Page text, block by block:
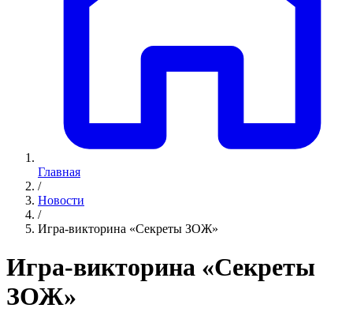
Главная
/
Новости
/
Игра-викторина «Секреты ЗОЖ»
Игра-викторина «Секреты
ЗОЖ»